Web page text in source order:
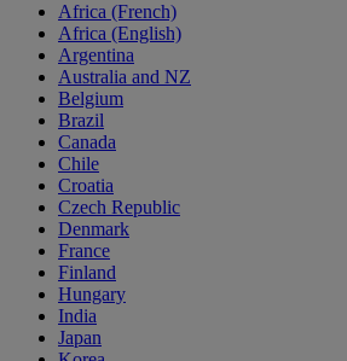
Africa (French)
Africa (English)
Argentina
Australia and NZ
Belgium
Brazil
Canada
Chile
Croatia
Czech Republic
Denmark
France
Finland
Hungary
India
Japan